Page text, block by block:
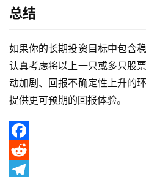
美
投
资
资
讯
总结
如果你的长期投资目标中包含
认真考虑将以上一只或多只股
动加剧、回报不确定性上升的
提供更可预期的回报体验。
F
aR